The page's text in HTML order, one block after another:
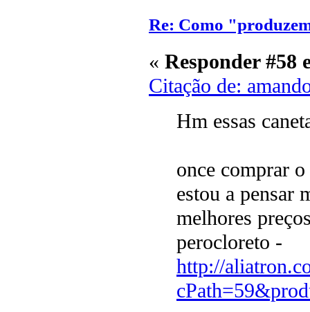
Re: Como
« Responder #58
Citação de:
Hm essas
once comprar
estou a pensar
melhores
perocloreto -
http://